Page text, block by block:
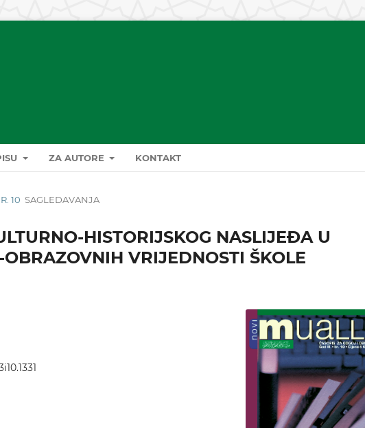
ZA AUTORE KONTAKT
10 SAGLEDAVANJA
HISTORIJSKOG NASLIJEĐA U
VRIJEDNOSTI ŠKOLE